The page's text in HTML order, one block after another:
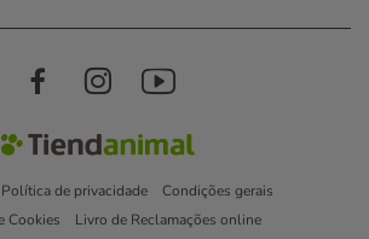
Política de privacidade
Condições gerais
Cookies
Livro de Reclamações online